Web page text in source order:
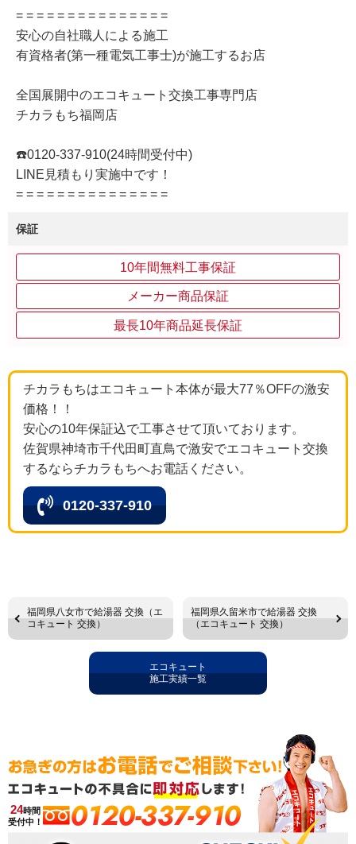
= = = = = = = = = = = = = = =
安心の自社職人による施工
有資格者(第一種電気工事士)が施工するお店
全国展開中のエコキュート交換工事専門店
チカラもち福岡店
☎️0120-337-910(24時間受付中)
LINE見積もり実施中です！
= = = = = = = = = = = = = = =
保証
10年間無料工事保証
メーカー商品保証
最長10年商品延長保証
チカラもちはエコキュート本体が最大77％OFFの激安
価格！！
安心の10年保証込で工事させて頂いております。
佐賀県神埼市千代田町直鳥で激安でエコキュート交換
するならチカラもちへお電話ください。
0120-337-910
福岡県八女市で給湯器 交換（エ
コキュート 交換）
福岡県久留米市で給湯器 交換
（エコキュート 交換）
エコキュート
施工実績一覧
24時間
受付中！
0120-337-910